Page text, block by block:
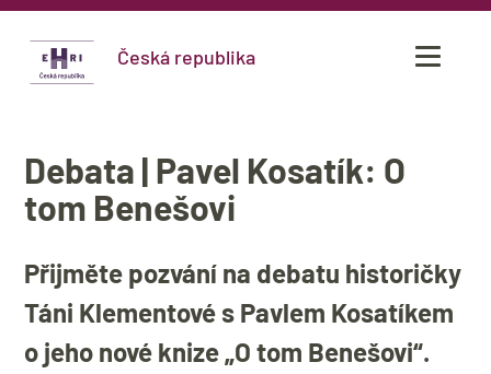
Česká republika
Debata | Pavel Kosatík: O
tom Benešovi
Přijměte pozvání na debatu historičky
Táni Klementové s Pavlem Kosatíkem
o jeho nové knize „O tom Benešovi“.